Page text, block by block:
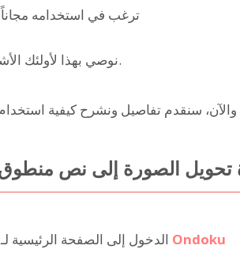
ترغب في استخدامه مجاناً
نوصي بهذا لأولئك الأشخاص.
Ondoku